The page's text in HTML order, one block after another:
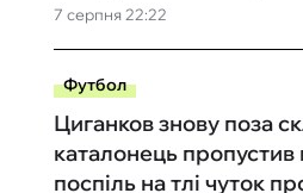
7 серпня 22:22
Футбол
Циганков знову поза
каталонець пропустив
поспіль на тлі чуток